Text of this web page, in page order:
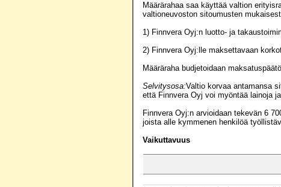
Määrärahaa saa käyttää valtion
valtioneuvoston sitoumusten
1) Finnvera Oyj:n luotto- ja
2) Finnvera Oyj:lle maksettavaan
Määräraha budjetoidaan
Selvitysosa:Valtio korvaa antamansa
että Finnvera Oyj voi myöntää lainoja
Finnvera Oyj:n arvioidaan tekevän 6
joista alle kymmenen henkilöä
Vaikuttavuus